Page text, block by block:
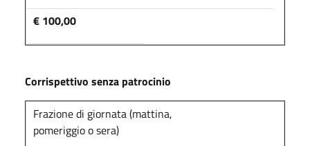
€ 100,00
Corrispettivo senza patrocinio
Frazione di giornata (mattina,
pomeriggio o sera)